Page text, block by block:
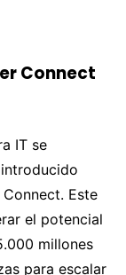
Connect
IT se
Este
el potencial
millones
para escalar